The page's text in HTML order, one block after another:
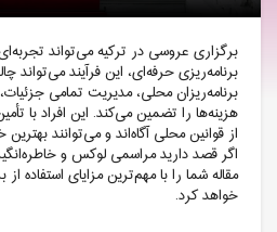
برگزاری عروسی در ترکیه می‌تواند
برنامه‌ریزی حرفه‌ای، این فرآیند می‌تواند
برنامه‌ریزان محلی، مدیریت تمامی
هزینه‌ها را تضمین می‌کند. این افراد با
از قوانین محلی آگاه‌اند و می‌توانند
اگر قصد دارید مراسمی لوکس و
مقاله شما را با مهم‌ترین مزایای استفاده
خواهد کرد.